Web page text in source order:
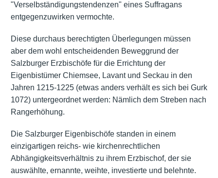
"Verselbständigungstendenzen" eines Suffragans
entgegenzuwirken vermochte.
Diese durchaus berechtigten Überlegungen müssen
aber dem wohl entscheidenden Beweggrund der
Salzburger Erzbischöfe für die Errichtung der
Eigenbistümer Chiemsee, Lavant und Seckau in den
Jahren 1215-1225 (etwas anders verhält es sich bei Gurk
1072) untergeordnet werden: Nämlich dem Streben nach
Rangerhöhung.
Die Salzburger Eigenbischöfe standen in einem
einzigartigen reichs- wie kirchenrechtlichen
Abhängigkeitsverhältnis zu ihrem Erzbischof, der sie
auswählte, ernannte, weihte, investierte und belehnte.